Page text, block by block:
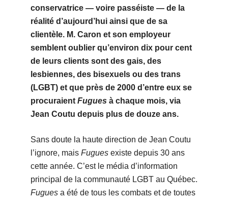
conservatrice — voire passéiste — de la
réalité d’aujourd’hui ainsi que de sa
clientèle. M. Caron et son employeur
semblent oublier qu’environ dix pour cent
de leurs clients sont des gais, des
lesbiennes, des bisexuels ou des trans
(LGBT) et que près de 2000 d’entre eux se
procuraientFuguesà chaque mois, via
Jean Coutu depuis plus de douze ans.
Sans doute la haute direction de Jean Coutu
l’ignore, mais Fuguesexiste depuis 30 ans
cette année. C’est le média d’information
principal de la communauté LGBT au Québec.
Fuguesa été de tous les combats et de toutes